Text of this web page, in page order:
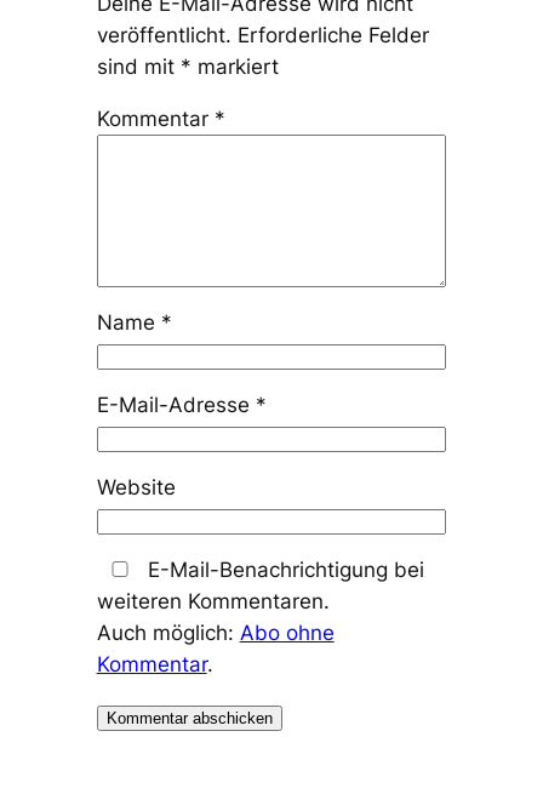
veröffentlicht. Erforderliche Felder
sind mit * markiert
Kommentar *
Name *
E-Mail-Adresse *
Website
E-Mail-Benachrichtigung bei
weiteren Kommentaren.
Auch möglich: Abo ohne
Kommentar.